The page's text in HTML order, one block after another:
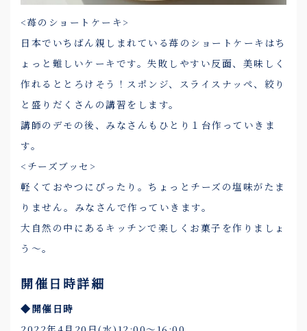
<苺のショートケーキ>
日本でいちばん親しまれている苺のショートケーキはち
ょっと難しいケーキです。失敗しやすい反面、美味しく
作れるととろけそう！スポンジ、スライスナッペ、絞り
と盛りだくさんの講習をします。
講師のデモの後、みなさんもひとり１台作っていきま
す。
<チーズブッセ>
軽くておやつにぴったり。ちょっとチーズの塩味がたま
りません。みなさんで作っていきます。
大自然の中にあるキッチンで楽しくお菓子を作りましょ
う～。
開催日時詳細
◆開催日時